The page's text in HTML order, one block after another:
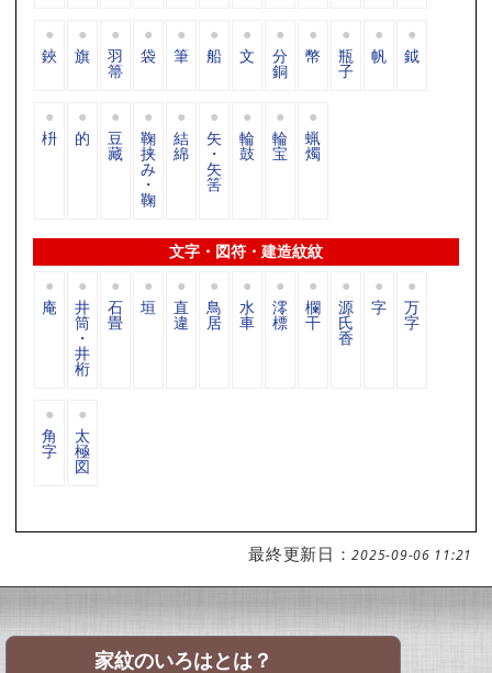
鋏 旗 羽
箒
袋 筆 船 文 分
銅
幣 瓶
子
帆 鉞
枡 的 豆
藏
鞠
挟
み
・
鞠
結
綿
矢
・
矢
筈
輪
鼓
輪
宝
蝋
燭
文字・図符・建造紋紋
庵 井
筒
・
井
桁
石
畳
垣 直
違
鳥
居
水
車
澪
標
欄
干
源
氏
香
字 万
字
角
字
太
極
図
最終更新日：2025-09-06 11:21
家紋のいろはとは？